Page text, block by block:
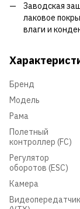
Заводская
лаковое
влаги и
Бренд
Модель
Рама
Полетный
контроллер (FC)
Регулятор
оборотов (ESC)
Камера
Видеопередатчик